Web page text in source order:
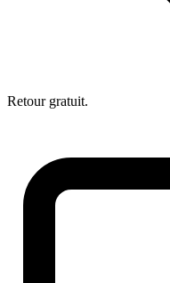
Retour gratuit.